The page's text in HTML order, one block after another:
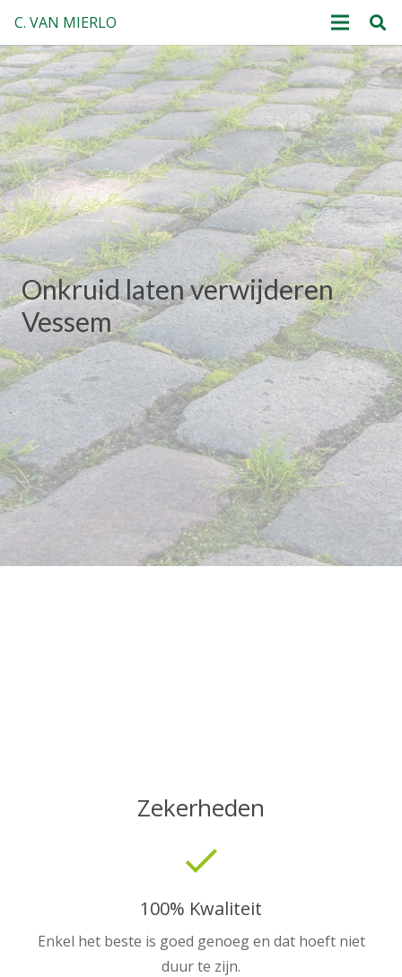
C. VAN MIERLO
Onkruid laten verwijderen
Vessem
Zekerheden
done
100% Kwaliteit
Enkel het beste is goed genoeg en dat hoeft niet
duur te zijn.